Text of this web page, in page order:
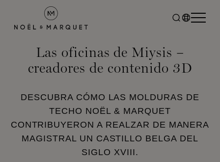
Las oficinas de Miysis –
creadores de contenido 3D
DESCUBRA CÓMO LAS MOLDURAS DE
TECHO NOËL & MARQUET
CONTRIBUYERON A REALZAR DE MANERA
MAGISTRAL UN CASTILLO BELGA DEL
SIGLO XVIII.